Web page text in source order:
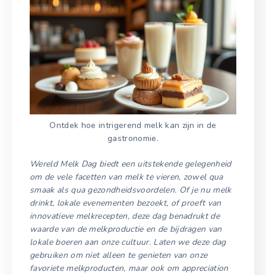
Ontdek hoe intrigerend melk kan zijn in de
gastronomie.
Wereld Melk Dag biedt een uitstekende gelegenheid
om de vele facetten van melk te vieren, zowel qua
smaak als qua gezondheidsvoordelen. Of je nu melk
drinkt, lokale evenementen bezoekt, of proeft van
innovatieve melkrecepten, deze dag benadrukt de
waarde van de melkproductie en de bijdragen van
lokale boeren aan onze cultuur. Laten we deze dag
gebruiken om niet alleen te genieten van onze
favoriete melkproducten, maar ook om appreciation